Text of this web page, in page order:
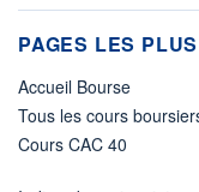
PAGES LES
Accueil Bourse
Tous les cours
Cours CAC 40